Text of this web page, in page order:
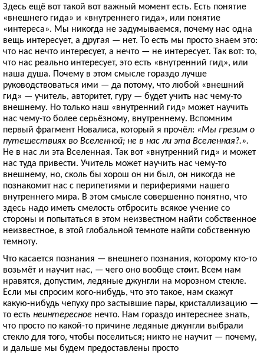
Здесь ещё вот такой вот важный момент есть. Есть понятие
«внешнего гида» и «внутреннего гида», или понятие
«интереса». Мы никогда не задумываемся, почему нас одна
вещь интересует, а другая — нет. То есть мы просто знаем это:
что нас нечто интересует, а нечто — не интересует. Так вот: то,
что нас реально интересует, это есть «внутренний гид», или
наша душа. Почему в этом смысле гораздо лучше
руководствоваться ими — да потому, что любой «внешний
гид» — учитель, авторитет, гуру — будет учить нас чему-то
внешнему. Но только наш «внутренний гид» может научить
нас чему-то более серьёзному, внутреннему. Вспомним
первый фрагмент Новалиса, который я прочёл: «Мы грезим о
путешествиях во Вселенной; не в нас ли эта Вселенная?.».
Не в нас ли эта Вселенная. Так вот «внутренний гид» и может
нас туда привести. Учитель может научить нас чему-то
внешнему, но, сколь бы хорош он ни был, он никогда не
познакомит нас с перипетиями и перифериями нашего
внутреннего мира. В этом смысле совершенно понятно, что
здесь надо иметь смелость отбросить всякое учение со
стороны и попытаться в этом неизвестном найти собственное
неизвестное, в этой глобальной темноте найти собственную
темноту.
Что касается познания — внешнего познания, которому кто-то
возьмёт и научит нас, — чего оно вообще стоит. Всем нам
нравятся, допустим, ледяные джунгли на морозном стекле.
Если мы спросим кого-нибудь, что это такое, нам скажут
какую-нибудь чепуху про застывшие пары, кристаллизацию —
то есть неинтересное нечто. Нам гораздо интереснее знать,
что просто по какой-то причине ледяные джунгли выбрали
стекло для того, чтобы поселиться; никто не научит — почему,
и дальше мы будем предоставлены просто